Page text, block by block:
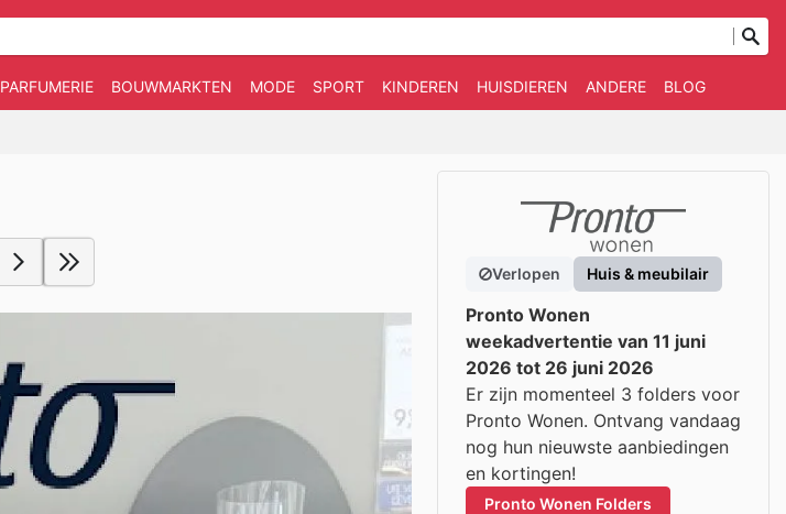
PARFUMERIE BOUWMARKTEN MODE SPORT KINDEREN HUISDIEREN ANDERE BLOG
Verlopen Huis & meubilair
Pronto Wonen
weekadvertentie van 11 juni
2026 tot 26 juni 2026
Er zijn momenteel 3 folders voor
Pronto Wonen. Ontvang vandaag
nog hun nieuwste aanbiedingen
en kortingen!
Pronto Wonen Folders